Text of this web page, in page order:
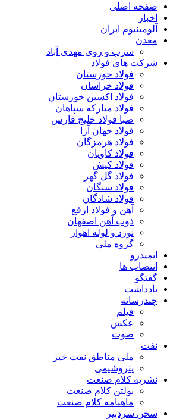
صفحه اصلی
اخبار
آلومینیوم ایران
معدن
سرب و روی مهدی آباد
شرکت های فولاد
فولاد خوزستان
فولاد خراسان
فولاد اکسین خوزستان
فولاد مبارکه سپاهان
صبا فولاد خلیج فارس
فولاد جهان آرا
فولاد هرمزگان
فولاد کاویان
فولاد کیش
فولاد گل گهر
فولاد سنگان
فولاد شادگان
آهن و فولاد ارفع
ذوب آهن اصفهان
نورد و لوله اهواز
گروه ملی
ایمیدرو
انتصاب ها
گفتگو
یادداشت
چندرسانه
فیلم
عکس
صوت
نفت
ملی مناطق نفت خیز
پتروشیمی
نشریه کلام صنعت
بولتن کلام صنعت
ماهنامه کلام صنعت
سخن سردبیر